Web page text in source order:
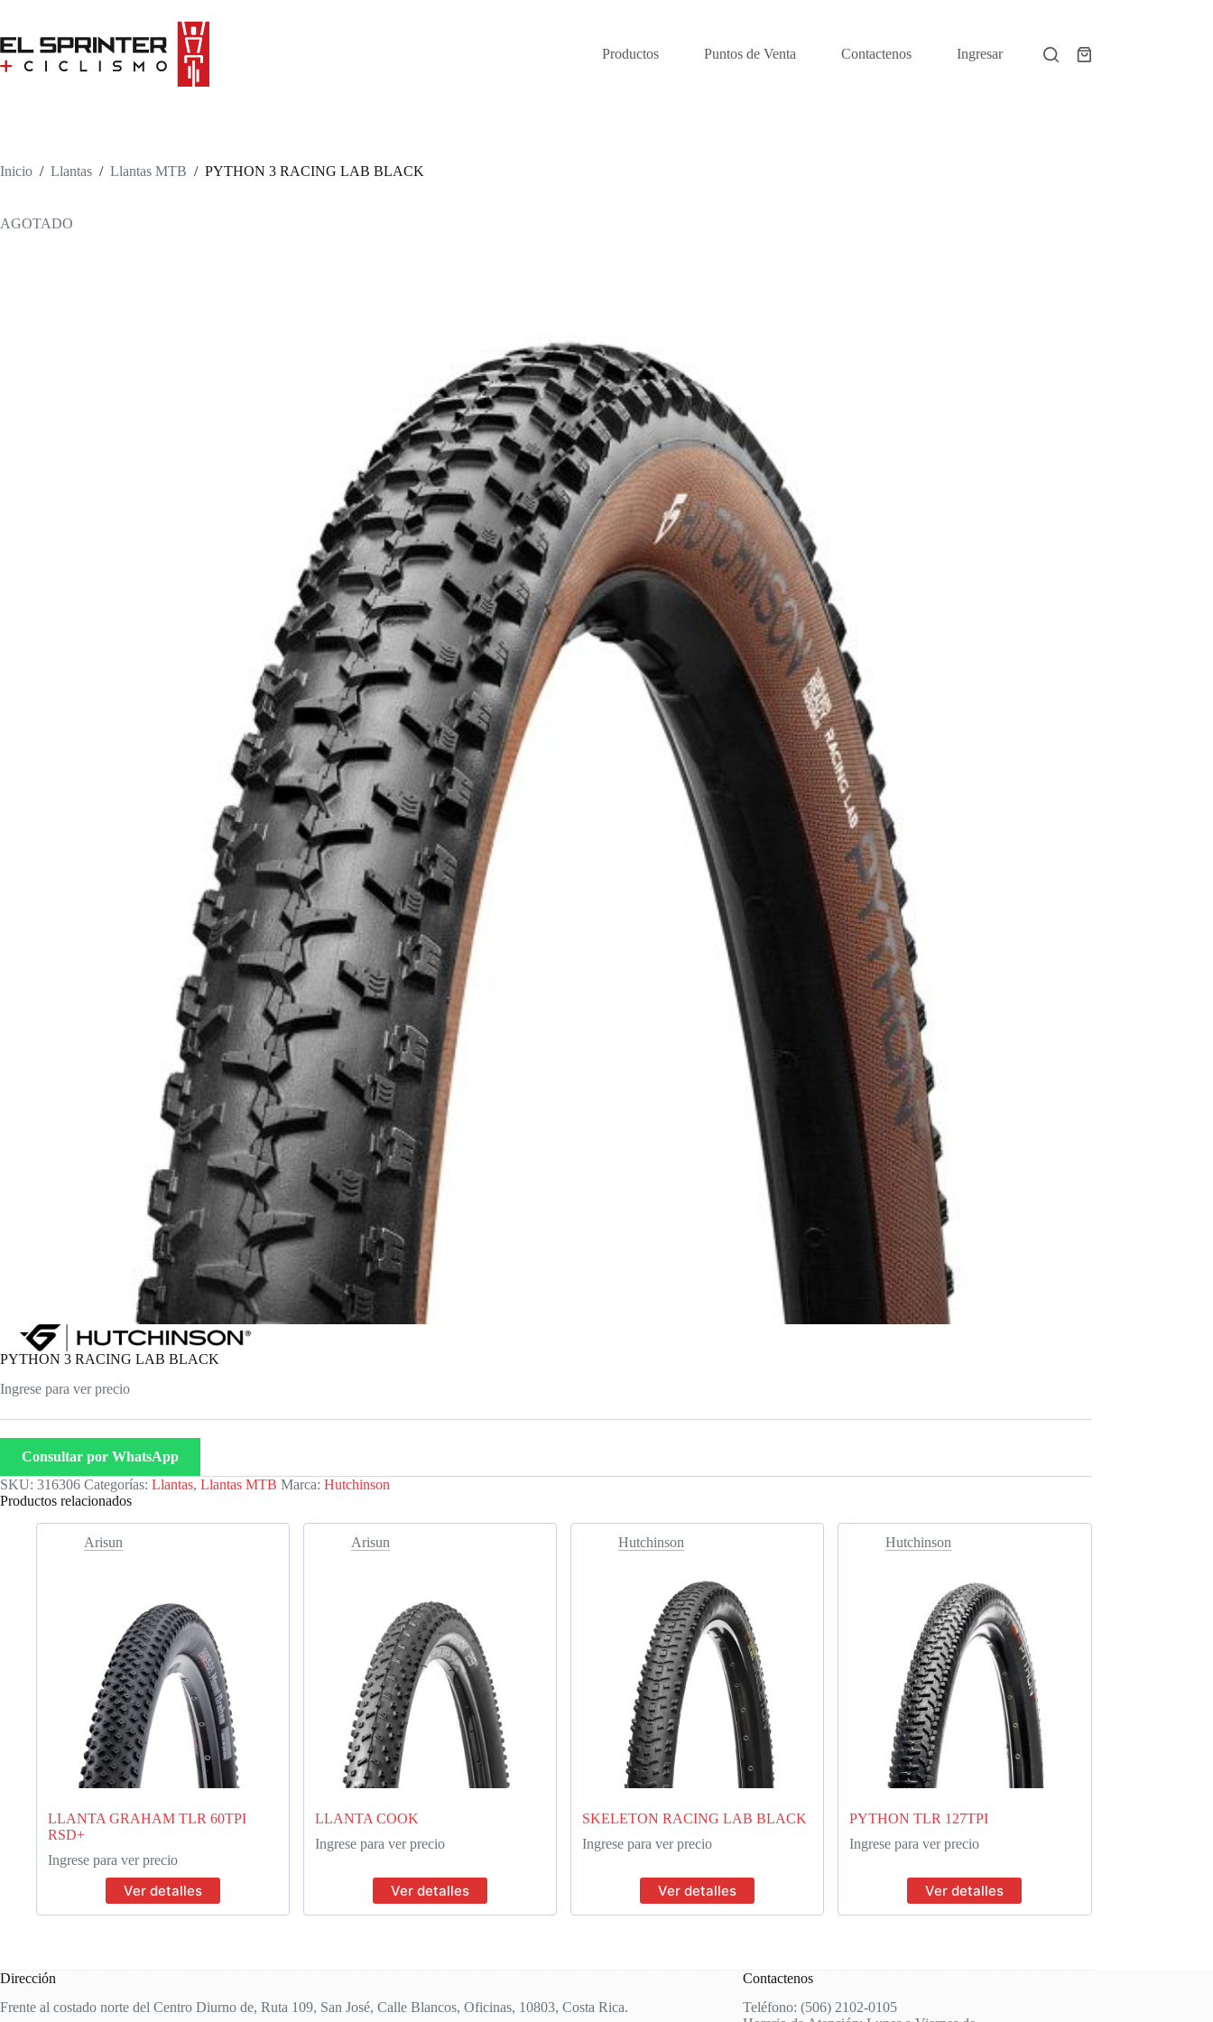
content
Productos
Puntos de Venta Contactenos Ingresar
Shopping
Inicio / Llantas / Llantas MTB / PYTHON 3 RACING LAB BLACK
AGOTADO
PYTHON 3 RACING LAB BLACK
Ingrese para ver precio
Consultar por WhatsApp
SKU: 316306 Categorías: Llantas, Llantas MTB Marca: Hutchinson
Productos relacionados
Arisun
LLANTA GRAHAM TLR 60TPI
RSD+
Ingrese para ver precio
Ver detalles
Arisun
LLANTA COOK
Ingrese para ver precio
Ver detalles
Hutchinson
SKELETON RACING LAB BLACK
Ingrese para ver precio
Ver detalles
Hutchinson
PYTHON TLR 127TPI
Ingrese para ver precio
Ver detalles
Dirección
Frente al costado norte del Centro Diurno de, Ruta 109, San José, Calle Blancos, Oficinas, 10803, Costa Rica.
Contactenos
Teléfono: (506) 2102-0105